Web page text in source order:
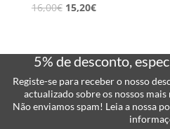
16,00€ 15,20€
5% de desconto,
Registe-se para receber o nosso
actualizado sobre os nossos
Não enviamos spam! Leia a nossa